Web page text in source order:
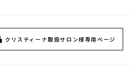
クリスティーナ取扱サロン様専用ページ